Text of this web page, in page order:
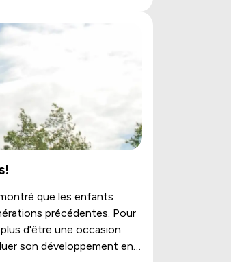
que les enfants
précédentes. Pour
d'être une occasion
son développement en